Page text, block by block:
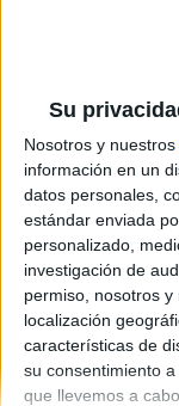
Su
Nosotros y nuestros
información en un
datos personales,
estándar enviada
personalizado,
investigación de
permiso, nosotros
localización
características de
su consentimiento
que llevemos a
Hombre
Look
Luz
© Perfil.com
Registro